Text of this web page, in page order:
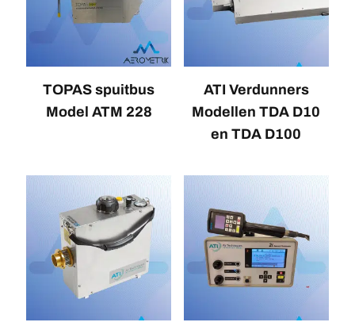
TOPAS spuitbus
Model ATM 228
ATI Verdunners
Modellen TDA D10
en TDA D100